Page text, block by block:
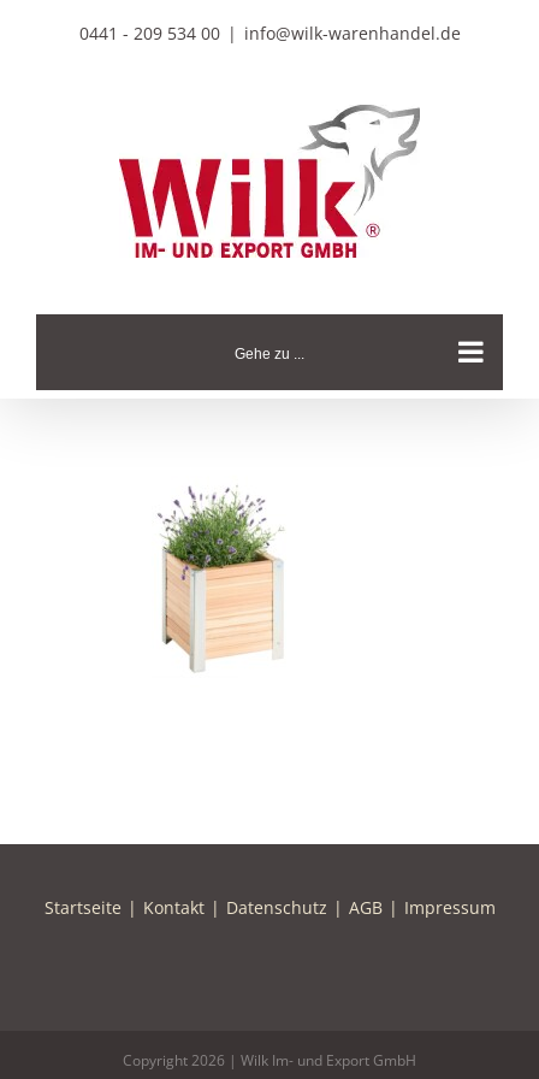
0441 - 209 534 00 | info@wilk-warenhandel.de
Gehe zu ...
Startseite Kontakt Datenschutz AGB Impressum
Copyright2026 | Wilk Im- und Export GmbH